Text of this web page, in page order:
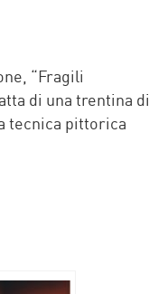
“Fragili
di una trentina di
tecnica pittorica